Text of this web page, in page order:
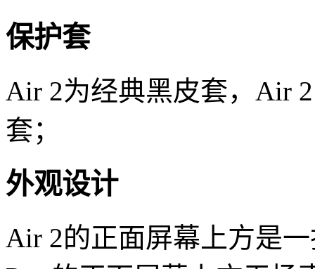
保护套
Air 2为经典黑皮套，Air
套；
外观设计
Air 2的正面屏幕上方是